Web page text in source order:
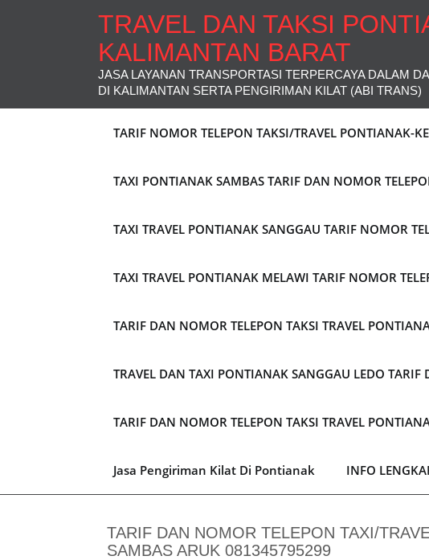
TRAVEL DAN TAKSI
KALIMANTAN BARAT
JASA LAYANAN TRANSPORTASI TERPERCAYA DALAM
DI KALIMANTAN SERTA PENGIRIMAN KILAT (ABI TRANS)
TARIF NOMOR TELEPON TAKSI/TRAVEL PONTIANAK-
TAXI PONTIANAK SAMBAS TARIF DAN NOMOR
TAXI TRAVEL PONTIANAK SANGGAU TARIF NOMOR
TAXI TRAVEL PONTIANAK MELAWI TARIF NOMOR
TARIF DAN NOMOR TELEPON TAKSI TRAVEL
TRAVEL DAN TAXI PONTIANAK SANGGAU LEDO TARIF
TARIF DAN NOMOR TELEPON TAKSI TRAVEL
Jasa Pengiriman Kilat Di Pontianak INFO
TARIF DAN NOMOR TELEPON TAXI/
SAMBAS ARUK 081345795299